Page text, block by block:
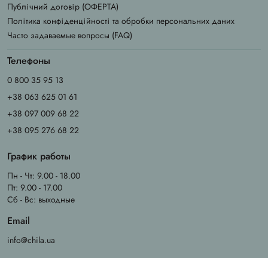
Публічний договір (ОФЕРТА)
Політика конфіденційності та обробки персональних даних
Часто задаваемые вопросы (FAQ)
Телефоны
0 800 35 95 13
+38 063 625 01 61
+38 097 009 68 22
+38 095 276 68 22
График работы
Пн - Чт: 9.00 - 18.00
Пт: 9.00 - 17.00
Сб - Вс: выходные
Email
info@chila.ua